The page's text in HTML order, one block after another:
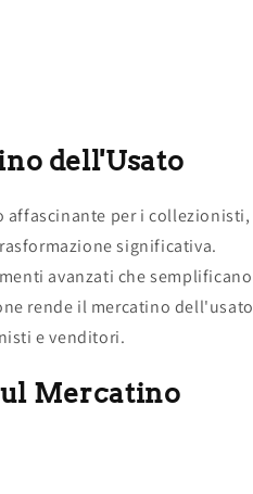
dell'Usato
per i collezionisti,
significativa.
avanzati che semplificano
rende il mercatino dell'usato
e venditori.
Mercatino